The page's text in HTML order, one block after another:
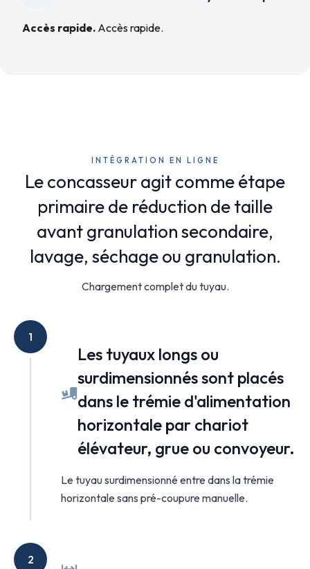
Accès rapide. Accès rapide.
INTÉGRATION EN LIGNE
Le concasseur agit comme étape
primaire de réduction de taille
avant granulation secondaire,
lavage, séchage ou granulation.
Chargement complet du tuyau.
1
Les tuyaux longs ou
surdimensionnés sont placés
dans le trémie d'alimentation
horizontale par chariot
élévateur, grue ou convoyeur.
Le tuyau surdimensionné entre dans la trémie
horizontale sans pré-coupure manuelle.
2